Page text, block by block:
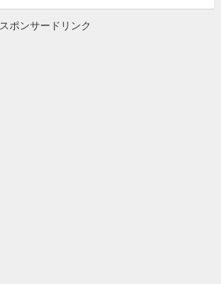
スポンサードリンク